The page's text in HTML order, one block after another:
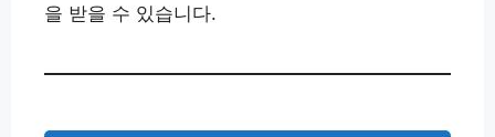
을 받을 수 있습니다.